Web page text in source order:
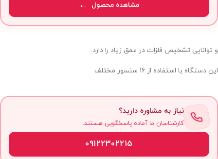
مشاهده محصول
و توانایی تشخیص فلزات در عمق زیاد را دارد.
این دستگاه با استفاده از 16 سنسور مختلف
نیاز به مشاوره دارید؟
کارشناسان ما آماده پاسخگویی هستند.
09122302215